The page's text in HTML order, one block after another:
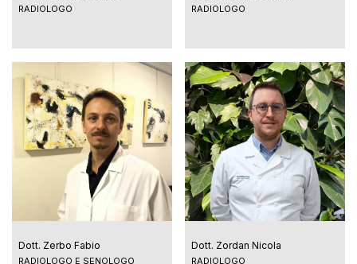
RADIOLOGO RADIOLOGO
Dott. Zerbo Fabio
RADIOLOGO E SENOLOGO
Dott. Zordan Nicola
RADIOLOGO